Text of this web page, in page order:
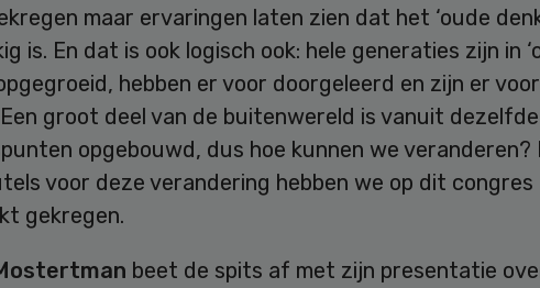
maar ervaringen laten zien dat het ‘oude
is. En dat is ook logisch ook: hele generaties zijn in
hebben er voor doorgeleerd en zijn er voor
groot deel van de buitenwereld is vanuit dezelfde
opgebouwd, dus hoe kunnen we veranderen?
voor deze verandering hebben we op dit congres
gekregen.
beet de spits af met zijn presentatie